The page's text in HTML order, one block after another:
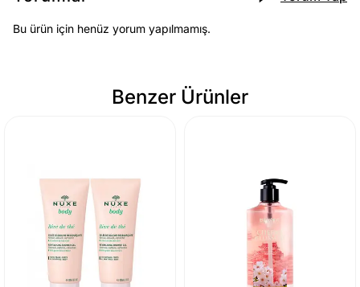
Bu ürün için henüz yorum yapılmamış.
Benzer Ürünler